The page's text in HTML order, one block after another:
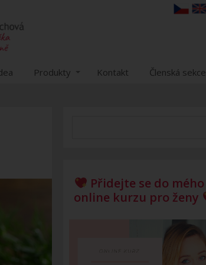
Produkty Kontakt Členská sekce
Přidejte se do mého
online kurzu pro ženy